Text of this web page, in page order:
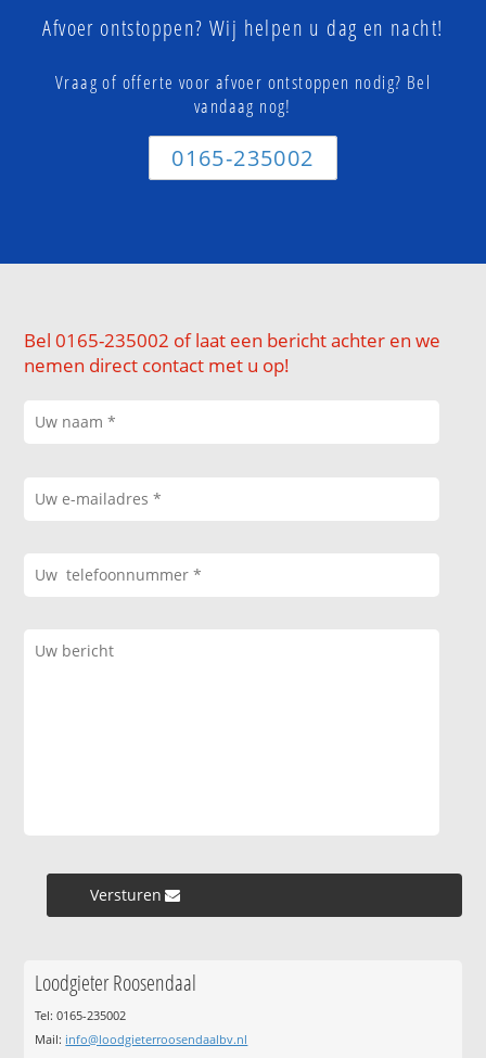
Afvoer ontstoppen? Wij helpen u dag en nacht!
Vraag of offerte voor afvoer ontstoppen nodig? Bel
vandaag nog!
0165-235002
Bel 0165-235002 of laat een bericht achter en we
nemen direct contact met u op!
Versturen »
Loodgieter Roosendaal
Tel: 0165-235002
Mail: info@loodgieterroosendaalbv.nl